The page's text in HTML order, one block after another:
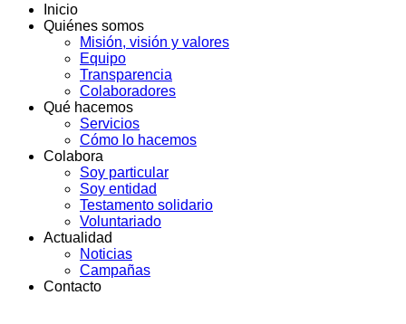
Inicio
Quiénes somos
Misión, visión y valores
Equipo
Transparencia
Colaboradores
Qué hacemos
Servicios
Cómo lo hacemos
Colabora
Soy particular
Soy entidad
Testamento solidario
Voluntariado
Actualidad
Noticias
Campañas
Contacto